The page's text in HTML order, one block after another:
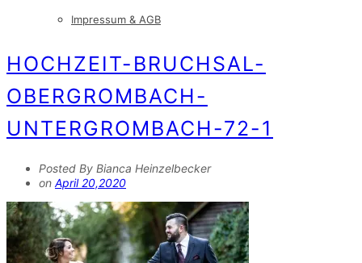
Impressum & AGB
HOCHZEIT-BRUCHSAL-
OBERGROMBACH-
UNTERGROMBACH-72-1
Posted By Bianca Heinzelbecker
on April 20,2020